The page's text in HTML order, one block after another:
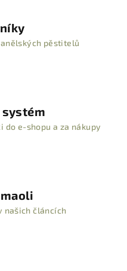
pěstitelů
e-shopu a za nákupy
našich článcích